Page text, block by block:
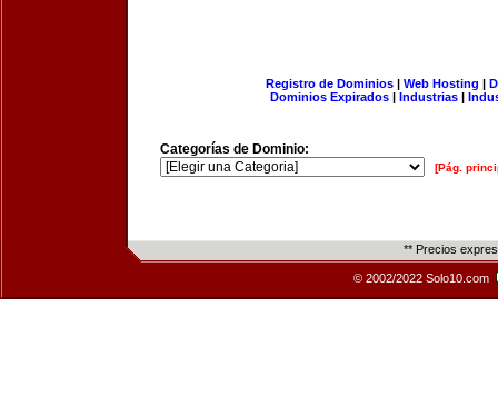
Registro de Dominios| Web Hosting |
Dominios Expirados | Industrias |
Categorías de Dominio:
[Pág.
** Precios
© 2002/2022 Solo10.com